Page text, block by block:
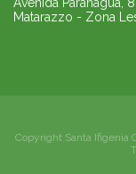
Matarazzo - Zona
Copyright Santa Ifigenia